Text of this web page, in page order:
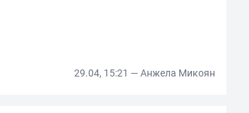
29.04, 15:21 — Анжела Микоян